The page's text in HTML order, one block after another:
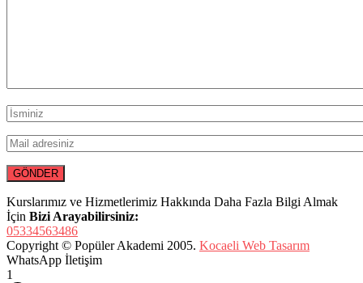
Kurslarımız ve Hizmetlerimiz Hakkında Daha Fazla Bilgi Almak
İçin Bizi Arayabilirsiniz:
05334563486
Copyright © Popüler Akademi 2005. Kocaeli Web Tasarım
WhatsApp İletişim
1